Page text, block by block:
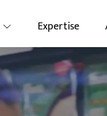
Expertise